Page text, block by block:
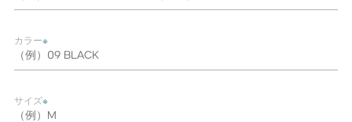
カラー※
サイズ※